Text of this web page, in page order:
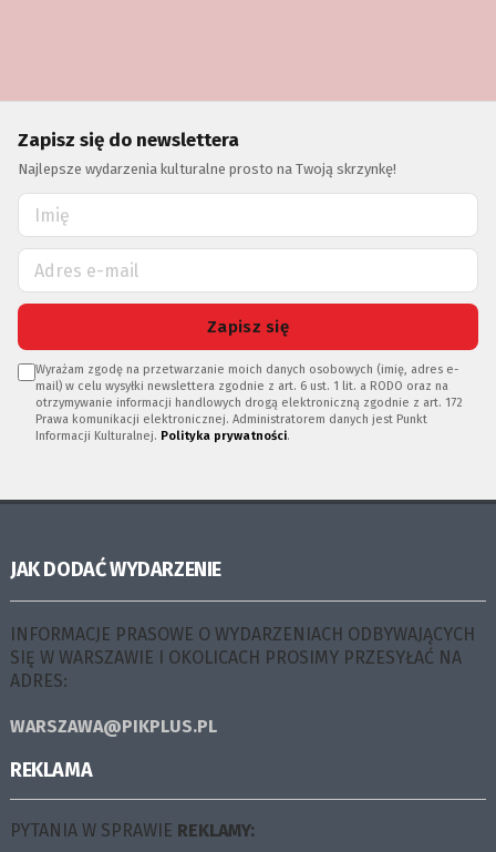
Zapisz się do newslettera
Najlepsze wydarzenia kulturalne prosto na Twoją skrzynkę!
Zapisz się
Wyrażam zgodę na przetwarzanie moich danych osobowych (imię, adres e-
mail) w celu wysyłki newslettera zgodnie z art. 6 ust. 1 lit. a RODO oraz na
otrzymywanie informacji handlowych drogą elektroniczną zgodnie z art. 172
Prawa komunikacji elektronicznej. Administratorem danych jest Punkt
Informacji Kulturalnej. Polityka prywatności.
JAK DODAĆ WYDARZENIE
INFORMACJE PRASOWE O WYDARZENIACH ODBYWAJĄCYCH
SIĘ W WARSZAWIE I OKOLICACH PROSIMY PRZESYŁAĆ NA
ADRES:
WARSZAWA@PIKPLUS.PL
REKLAMA
PYTANIA W SPRAWIE REKLAMY: